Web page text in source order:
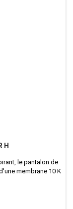
H
le pantalon de
membrane 10 K
rapidement.